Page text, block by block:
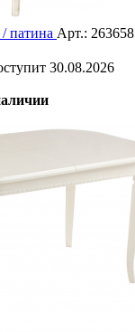
патина Арт.: 263658
30.08.2026